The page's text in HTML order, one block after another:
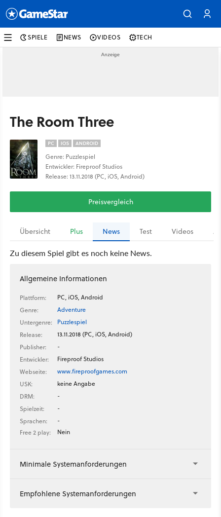
SPIELE NEWS VIDEOS TECH
The Room Three
PC IOS ANDROID
Genre: Puzzlespiel
Entwickler: Fireproof Studios
Release: 13.11.2018 (PC, iOS, Android)
Preisvergleich
Übersicht Plus News Test Videos
Zu diesem Spiel gibt es noch keine News.
Allgemeine Informationen
Plattform:
PC, iOS, Android
Genre:
Adventure
Untergenre:
Puzzlespiel
Release:
13.11.2018 (PC, iOS, Android)
Publisher:
-
Entwickler:
Fireproof Studios
Webseite:
www.fireproofgames.com
USK:
keine Angabe
DRM:
-
Spielzeit:
-
Sprachen:
-
Free 2 play:
Nein
Minimale Systemanforderungen
Empfohlene Systemanforderungen